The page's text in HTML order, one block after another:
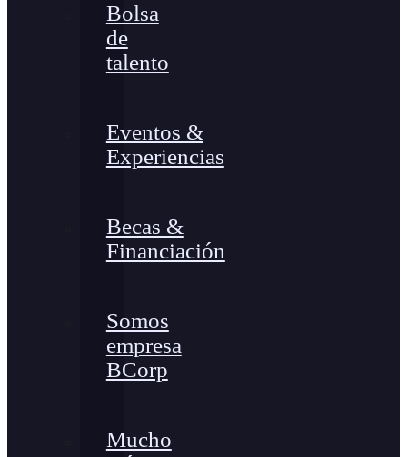
Bolsa
de
talento
Eventos &
Experiencias
Becas &
Financiación
Somos
empresa
BCorp
Mucho